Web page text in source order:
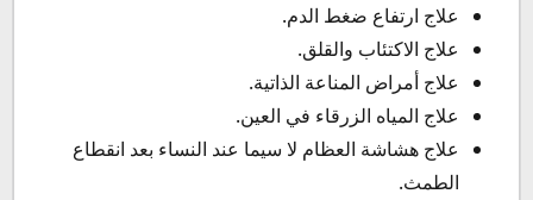
علاج ارتفاع ضغط الدم.
علاج الاكتئاب والقلق.
علاج أمراض المناعة الذاتية.
علاج المياه الزرقاء في العين.
علاج هشاشة العظام لا سيما عند النساء بعد انقطاع
الطمث.